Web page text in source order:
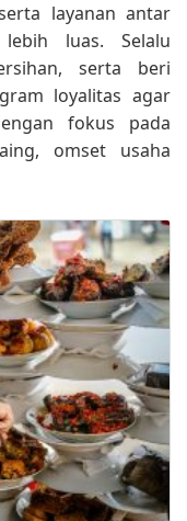
layanan antar
luas. Selalu
serta beri
loyalitas agar
fokus pada
omset usaha